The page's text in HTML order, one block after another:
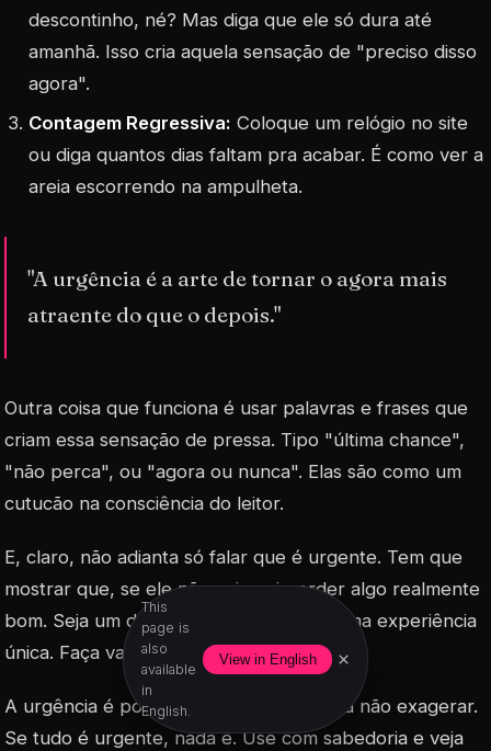
This
page is
also
available
in
English.
View in English ×
descontinho, né? Mas diga que ele só dura até
amanhã. Isso cria aquela sensação de "preciso disso
agora".
Contagem Regressiva: Coloque um relógio no site
ou diga quantos dias faltam pra acabar. É como ver a
areia escorrendo na ampulheta.
"A urgência é a arte de tornar o agora mais
atraente do que o depois."
Outra coisa que funciona é usar palavras e frases que
criam essa sensação de pressa. Tipo "última chance",
"não perca", ou "agora ou nunca". Elas são como um
cutucão na consciência do leitor.
E, claro, não adianta só falar que é urgente. Tem que
mostrar que, se ele não agir, vai perder algo realmente
bom. Seja um desconto, um bônus ou uma experiência
única. Faça valer a pena.
A urgência é poderosa, mas cuidado pra não exagerar.
Se tudo é urgente, nada é. Use com sabedoria e veja